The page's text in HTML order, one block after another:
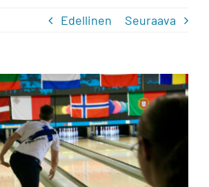
Edellinen Seuraava